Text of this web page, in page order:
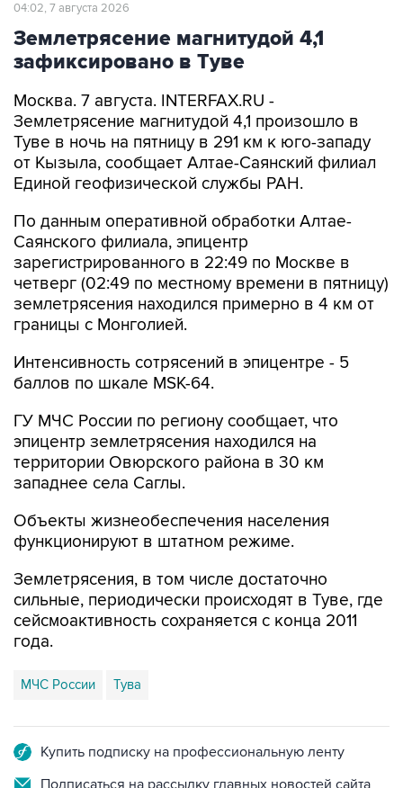
04:02, 7 августа 2026
Землетрясение магнитудой 4,1
зафиксировано в Туве
Москва. 7 августа. INTERFAX.RU -
Землетрясение магнитудой 4,1 произошло в
Туве в ночь на пятницу в 291 км к юго-западу
от Кызыла, сообщает Алтае-Саянский филиал
Единой геофизической службы РАН.
По данным оперативной обработки Алтае-
Саянского филиала, эпицентр
зарегистрированного в 22:49 по Москве в
четверг (02:49 по местному времени в пятницу)
землетрясения находился примерно в 4 км от
границы с Монголией.
Интенсивность сотрясений в эпицентре - 5
баллов по шкале MSK-64.
ГУ МЧС России по региону сообщает, что
эпицентр землетрясения находился на
территории Овюрского района в 30 км
западнее села Саглы.
Объекты жизнеобеспечения населения
функционируют в штатном режиме.
Землетрясения, в том числе достаточно
сильные, периодически происходят в Туве, где
сейсмоактивность сохраняется с конца 2011
года.
МЧС России Тува
Купить подписку на профессиональную ленту
Подписаться на рассылку главных новостей сайта